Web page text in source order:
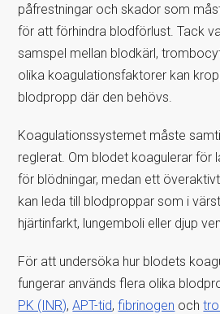
påfrestningar och skador som
för att förhindra blodförlust. Tack
samspel mellan blodkärl,
olika koagulationsfaktorer kan
blodpropp där den behövs.
Koagulationssystemet måste
reglerat. Om blodet koagulerar för
för blödningar, medan ett
kan leda till blodproppar som i
hjärtinfarkt, lungemboli eller djup
För att undersöka hur blodets
fungerar används flera olika
PK (INR),APT-tid,fibrinogen och